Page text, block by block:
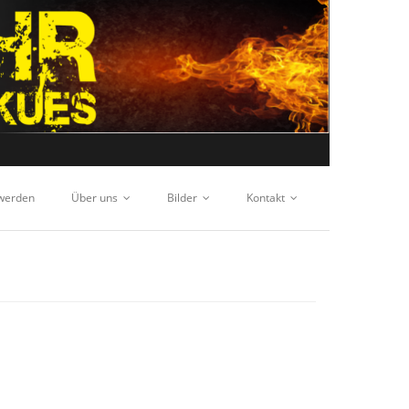
Über uns Bilder Kontakt